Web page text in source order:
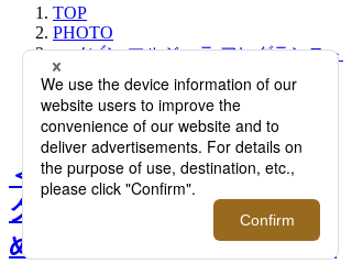
TOP
PHOTO
＜メゾン マルジェラ フレグランス＞
｜春夏におすすめの香りにフォーカ
スしたプロモーションを開催【伊勢
丹新宿店】
＜メゾン マルジェラ フレ
グランス＞｜春夏におすす
めの香りにフォーカスした